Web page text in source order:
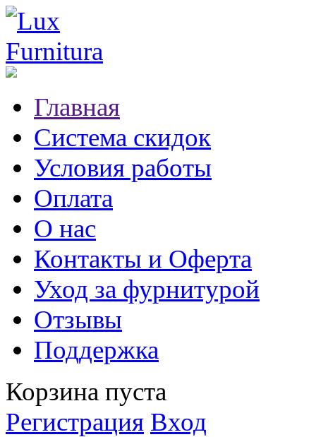
Главная
Система скидок
Условия работы
Оплата
О нас
Контакты и Оферта
Уход за фурнитурой
Отзывы
Поддержка
Корзина пуста
Регистрация Вход